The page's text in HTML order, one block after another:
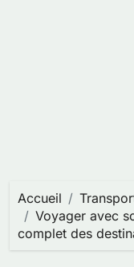
Accueil
Voyager avec
complet des